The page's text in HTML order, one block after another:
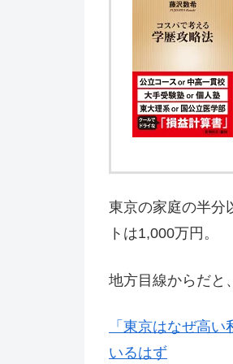
東京の家庭の半分
トは1,000万円。
地方目線からだと
「東京はなぜ高
いるはず